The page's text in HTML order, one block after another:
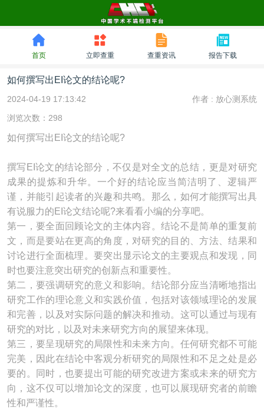
首页 立即查重 查重资讯 报告下载
如何撰写出EI论文的结论呢?
2024-04-19 17:13:42 作者 : 放心测系统
浏览次数：298
如何撰写出EI论文的结论呢?
撰写EI论文的结论部分，不仅是对全文的总结，更是对研究
成果的提炼和升华。一个好的结论应当简洁明了、逻辑严
谨，并能引起读者的兴趣和共鸣。那么，如何才能撰写出具
有说服力的EI论文结论呢?来看看小编的分享吧。
第一，要全面回顾论文的主体内容。结论不是简单的重复前
文，而是要站在更高的角度，对研究的目的、方法、结果和
讨论进行全面梳理。要突出显示论文的主要观点和发现，同
时也要注意突出研究的创新点和重要性。
第二，要强调研究的意义和影响。结论部分应当清晰地指出
研究工作的理论意义和实践价值，包括对该领域理论的发展
和完善，以及对实际问题的解决和推动。这可以通过与现有
研究的对比，以及对未来研究方向的展望来体现。
第三，要呈现研究的局限性和未来方向。任何研究都不可能
完美，因此在结论中客观分析研究的局限性和不足之处是必
要的。同时，也要提出可能的研究改进方案或未来的研究方
向，这不仅可以增加论文的深度，也可以展现研究者的前瞻
性和严谨性。